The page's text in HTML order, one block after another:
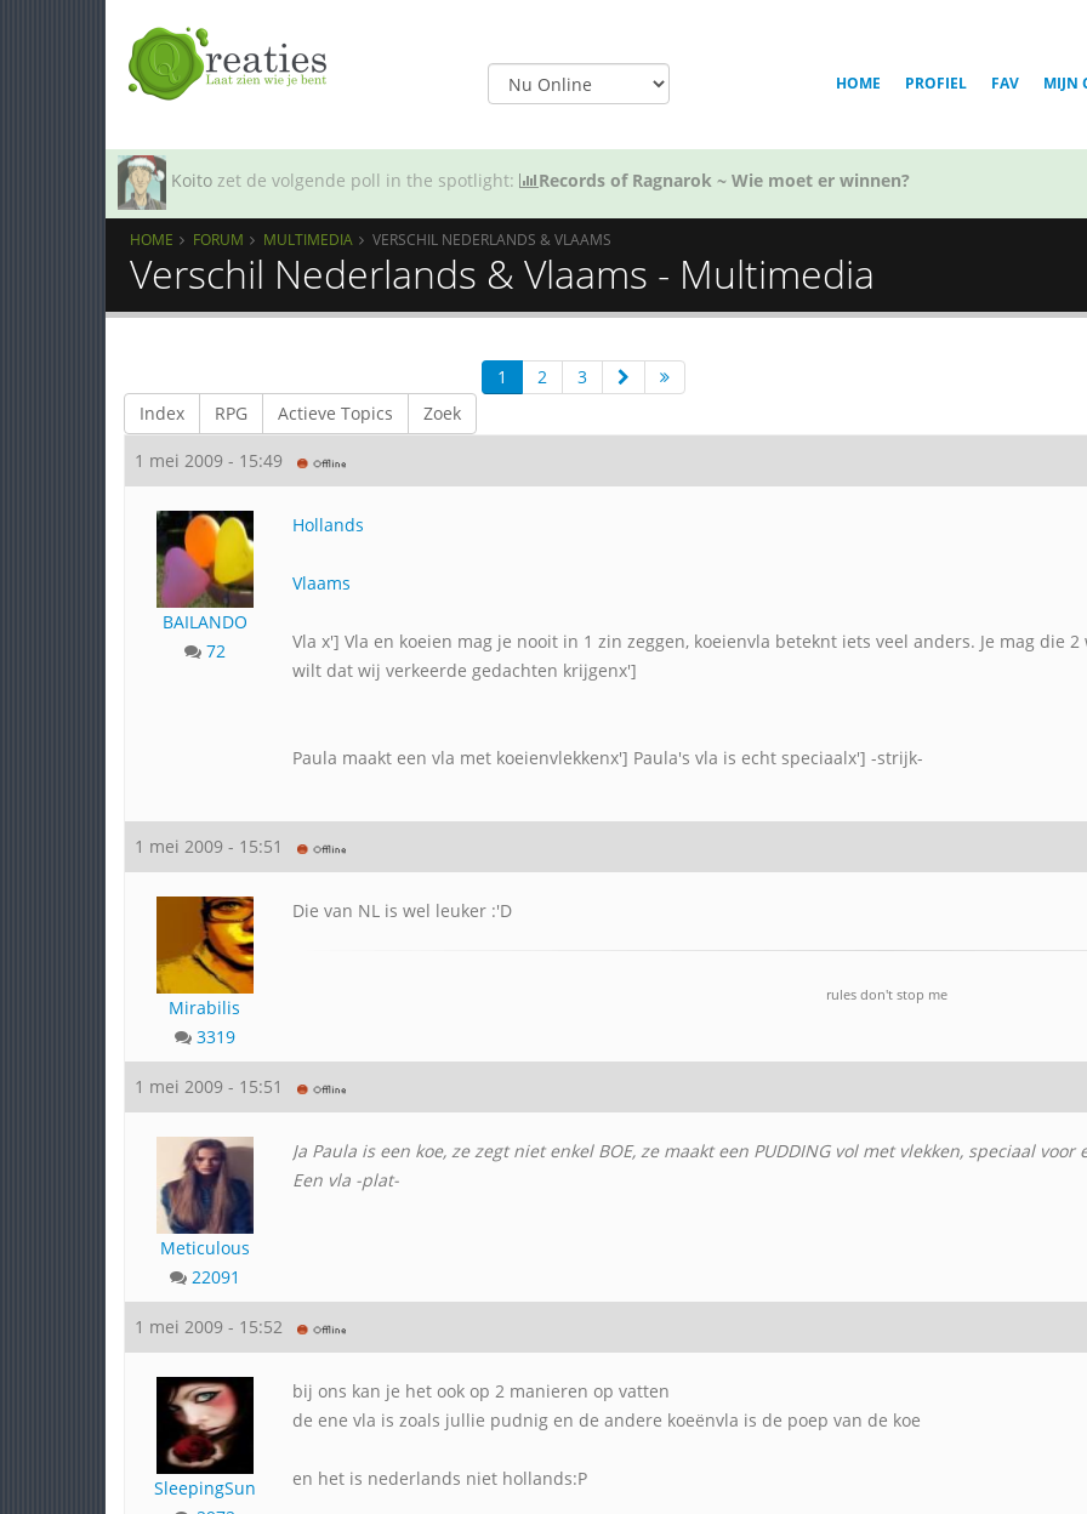
HOME PROFIEL FAV MIJN
Koito zet de volgende poll in the spotlight: Voor welk team in Golden Kamuy ben jij?
HOME FORUM MULTIMEDIA VERSCHIL NEDERLANDS & VLAAMS
Verschil Nederlands & Vlaams - Multimedia
Index RPG Actieve Topics Zoek
1 2 3
1 mei 2009 - 15:49
BAILANDO
72
Hollands
Vlaams
Vla x'] Vla en koeien mag je nooit in 1 zin zeggen, koeienvla beteknt iets veel anders. Je mag die
wilt dat wij verkeerde gedachten krijgenx']
Paula maakt een vla met koeienvlekkenx'] Paula's vla is echt speciaalx'] -strijk-
1 mei 2009 - 15:51
Mirabilis
3319
Die van NL is wel leuker :'D
rules don't stop me
1 mei 2009 - 15:51
Meticulous
22091
Ja Paula is een koe, ze zegt niet enkel BOE, ze maakt een PUDDING vol met vlekken, speciaal
Een vla -plat-
1 mei 2009 - 15:52
SleepingSun
bij ons kan je het ook op 2 manieren op vatten
de ene vla is zoals jullie pudnig en de andere koeënvla is de poep van de koe
en het is nederlands niet hollands:P